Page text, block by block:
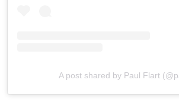
A post shared by Paul Flart